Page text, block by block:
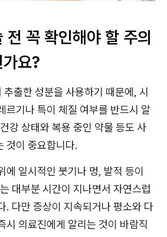
전 꼭 확인해야 할 주의
요?
출한 성분을 사용하기 때문에, 시
르기나 특이 체질 여부를 반드시 알
강 상태와 복용 중인 약물 등도 사
것이 중요합니다.
에 일시적인 붓기나 멍, 발적 등이
대부분 시간이 지나면서 자연스럽
. 다만 증상이 지속되거나 평소와 다
시 의료진에게 알리는 것이 바람직